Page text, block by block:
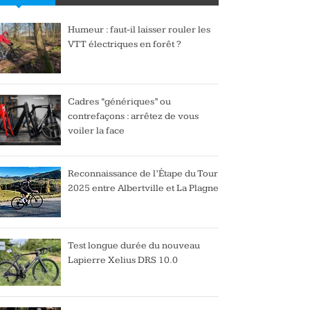
Humeur : faut-il laisser rouler les
VTT électriques en forêt ?
Cadres “génériques” ou
contrefaçons : arrêtez de vous
voiler la face
Reconnaissance de l’Étape du Tour
2025 entre Albertville et La Plagne
Test longue durée du nouveau
Lapierre Xelius DRS 10.0